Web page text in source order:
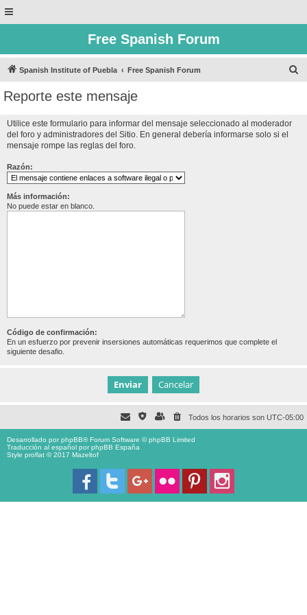
Free Spanish Forum
Spanish Institute of Puebla Free Spanish Forum
Reporte este mensaje
Utilice este formulario para informar del mensaje seleccionado al moderador
del foro y administradores del Sitio. En general debería informarse solo si el
mensaje rompe las reglas del foro.
Razón:
Más información:
No puede estar en blanco.
Código de confirmación:
En un esfuerzo por prevenir insersiones automáticas requerimos que complete el
siguiente desafio.
Todos los horarios son UTC-05:00
Desarrollado porphpBB® Forum Software © phpBB Limited
Traducción al español porphpBB España
Style proflat © 2017 Mazeltof